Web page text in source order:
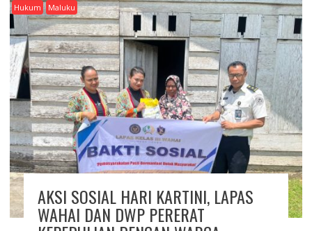
Hukum Maluku
AKSI SOSIAL HARI KARTINI, LAPAS
WAHAI DAN DWP PERERAT